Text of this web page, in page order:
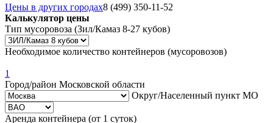
Цены в других городах8 (499) 350-11-52
Калькулятор цены
Тип мусоровоза (Зил/Камаз 8-27 кубов)
Необходимое количество контейнеров (мусоровозов)
1
Город/район Московской области
Округ/Населенный пункт МО
Аренда контейнера (от 1 суток)